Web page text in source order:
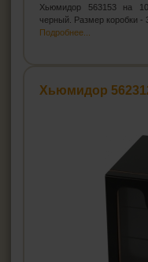
Хьюмидор 563153 на
черный. Размер коробки -
Подробнее...
Хьюмидор